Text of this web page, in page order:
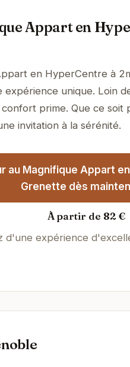
Appart en
en HyperCentre à
unique. Loin
prime. Que ce soit
invitation à la sérénité.
au Magnifique Appart
Grenette dès
À partir de 82 €
d'une expérience